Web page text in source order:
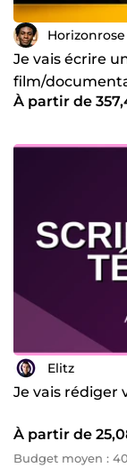
Horizonrose
Je vais écrire
film/
À partir de
Elitz
Je vais rédiger
À partir de
Budget moyen :